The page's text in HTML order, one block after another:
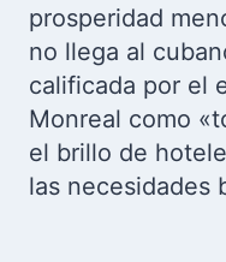
prosperidad
no llega al
calificada por el
Monreal como
el brillo de
las necesidades